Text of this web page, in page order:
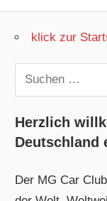
klick zur
Suchen
nach:
Herzlich
Deutschland
Der MG Car